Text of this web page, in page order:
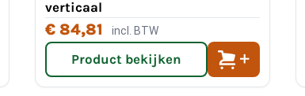
verticaal
€ 84,81 incl. BTW
Product bekijken